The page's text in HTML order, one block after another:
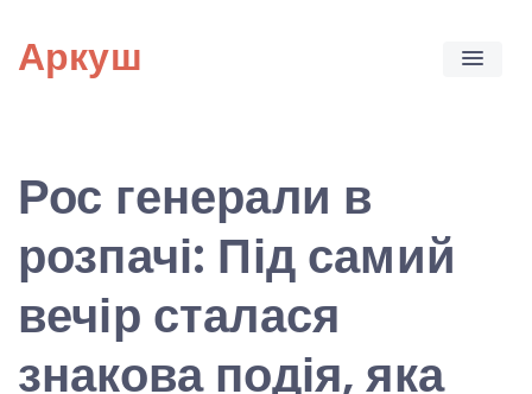
content
Аркуш
Рос генерали в
розпачі: Під самий
вечір сталася
знакова подія, яка